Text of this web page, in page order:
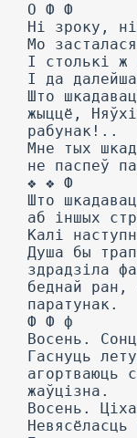
О Ф Ф
Hi зроку,
Мо
I столькі ж
I да
Што
жыццё,
рабунак!..
Мне тых
не паспеў
❖ ❖ Ф
Што
аб іншых
Калі
Душа бы
здрадзіла
беднай ран,
паратунак.
Ф Ф ф
Восень.
Гаснуць
агортваюць
жаўцізна.
Восень.